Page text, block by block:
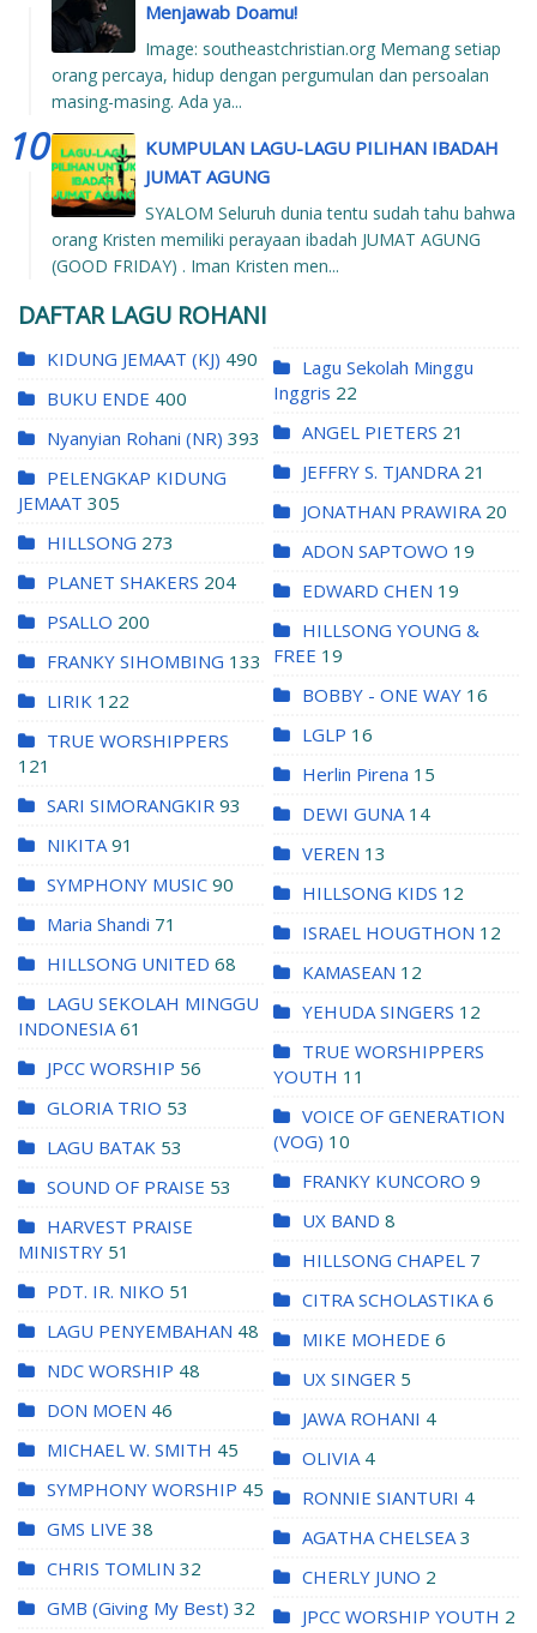
Menjawab Doamu!
Image: southeastchristian.org Memang setiap
orang percaya, hidup dengan pergumulan dan persoalan
masing-masing. Ada ya...
KUMPULAN LAGU-LAGU PILIHAN IBADAH
JUMAT AGUNG
SYALOM Seluruh dunia tentu sudah tahu bahwa
orang Kristen memiliki perayaan ibadah JUMAT AGUNG
(GOOD FRIDAY) . Iman Kristen men...
DAFTAR LAGU ROHANI
KIDUNG JEMAAT (KJ) 490
BUKU ENDE 400
Nyanyian Rohani (NR) 393
PELENGKAP KIDUNG
JEMAAT 305
HILLSONG 273
PLANET SHAKERS 204
PSALLO 200
FRANKY SIHOMBING 133
LIRIK 122
TRUE WORSHIPPERS
121
SARI SIMORANGKIR 93
NIKITA 91
SYMPHONY MUSIC 90
Maria Shandi 71
HILLSONG UNITED 68
LAGU SEKOLAH MINGGU
INDONESIA 61
JPCC WORSHIP 56
GLORIA TRIO 53
LAGU BATAK 53
SOUND OF PRAISE 53
HARVEST PRAISE
MINISTRY 51
PDT. IR. NIKO 51
LAGU PENYEMBAHAN 48
NDC WORSHIP 48
DON MOEN 46
MICHAEL W. SMITH 45
SYMPHONY WORSHIP 45
GMS LIVE 38
CHRIS TOMLIN 32
GMB (Giving My Best) 32
Lagu Sekolah Minggu
Inggris 22
ANGEL PIETERS 21
JEFFRY S. TJANDRA 21
JONATHAN PRAWIRA 20
ADON SAPTOWO 19
EDWARD CHEN 19
HILLSONG YOUNG &
FREE 19
BOBBY - ONE WAY 16
LGLP 16
Herlin Pirena 15
DEWI GUNA 14
VEREN 13
HILLSONG KIDS 12
ISRAEL HOUGTHON 12
KAMASEAN 12
YEHUDA SINGERS 12
TRUE WORSHIPPERS
YOUTH 11
VOICE OF GENERATION
(VOG) 10
FRANKY KUNCORO 9
UX BAND 8
HILLSONG CHAPEL 7
CITRA SCHOLASTIKA 6
MIKE MOHEDE 6
UX SINGER 5
JAWA ROHANI 4
OLIVIA 4
RONNIE SIANTURI 4
AGATHA CHELSEA 3
CHERLY JUNO 2
JPCC WORSHIP YOUTH 2